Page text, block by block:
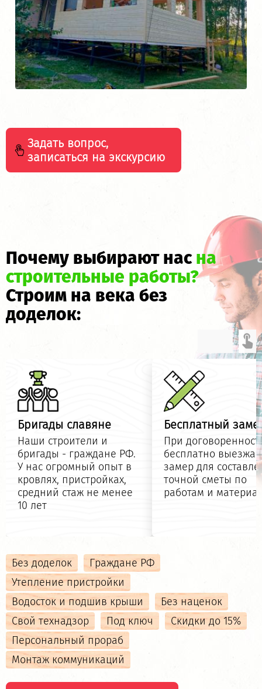
Задать вопрос,
записаться на экскурсию
Почему выбирают насна
строительные работы?
Строим на века без
доделок:
Бригады славяне
Наши строители и
бригады - граждане РФ.
У нас огромный опыт в
кровлях, пристройках,
средний стаж не менее
10 лет
Бесплатный
При
бесплатно
замер для
точной сметы по
работам и
Без доделок
Граждане РФ
Утепление пристройки
Водосток и подшив крыши
Без наценок
Свой технадзор
Под ключ
Скидки до 15%
Персональный прораб
Монтаж коммуникаций